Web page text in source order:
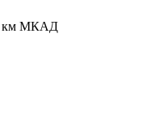
км МКАД